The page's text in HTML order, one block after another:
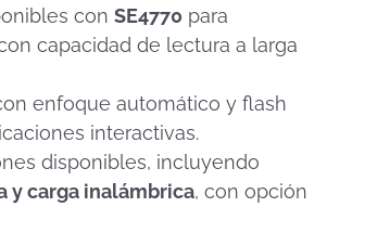
con SE4770 para
capacidad de lectura a larga
enfoque automático y flash
interactivas.
disponibles, incluyendo
y carga inalámbrica, con opción